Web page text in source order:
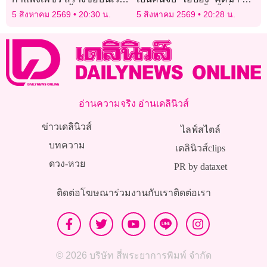
โลก ผู้บริหารขึ้นบรรยาย
5 สิงหาคม 2569 20:30 น.
ศพ ส่งคุกถึง 2 ครั้ง ชี้เพิ่งทำ
5 สิงหาคม 2569 20:28 น.
อ่านความจริง อ่านเดลินิวส์
ข่าวเดลินิวส์
บทความ
ดวง-หวย
ไลฟ์สไตล์
เดลินิวส์clips
PR by dataxet
ติดต่อโฆษณาร่วมงานกับเราติดต่อเรา
© 2026 บริษัท สี่พระยาการพิมพ์ จำกัด